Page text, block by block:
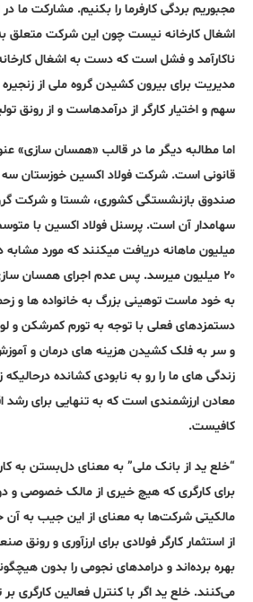
مجبوریم بردگی کارفرما را بکنیم. مشارکت ما
اشغال کارخانه نیست چون این شرکت متعلق
ناکارآمد و فشل است که دست به اشغال
مدیریت برای بیرون کشیدن گروه ملی از زنجیره
سهم و اختیار کارگر از درآمدهاست و از رونق
اما مطالبه دیگر ما در قالب «همسان سازی»
قانونی است. شرکت فولاد اکسین خوزستان سه
میلیون ماهانه دریافت میکنند که مورد
۲۰ میلیون میرسد. پس عدم اجرای همسان
به خود ماست توهینی بزرگ به خانواده ها و
دستمزدهای فعلی با توجه به تورم کمرشکن و
و سر به فلک کشیدن هزینه های درمان و
زندگی های ما را رو به نابودی کشانده درحالیکه
معادن ارزشمندی است که به تنهایی برای
کافیست.
“خلع ید از بانک ملی” به معنای دل‌بستن به
برای کارگری که هیچ خیری از مالک خصوصی و
مالکیتی شرکت‌ها به معنای از این جیب به
از استثمار کارگر فولادی برای ارزآوری و
بهره برده‌اند و درامدهای نجومی را بدون
می‌کنند. خلع ید اگر با کنترل فعالین کارگری بر